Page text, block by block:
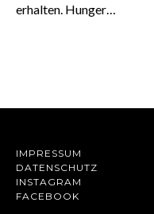
erhalten. Hunger…
IMPRESSUM
DATENSCHUTZ
INSTAGRAM
FACEBOOK